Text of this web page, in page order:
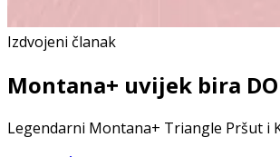
Izdvojeni članak
Montana+ uvijek bira
Legendarni Montana+ Triangle Pršut i